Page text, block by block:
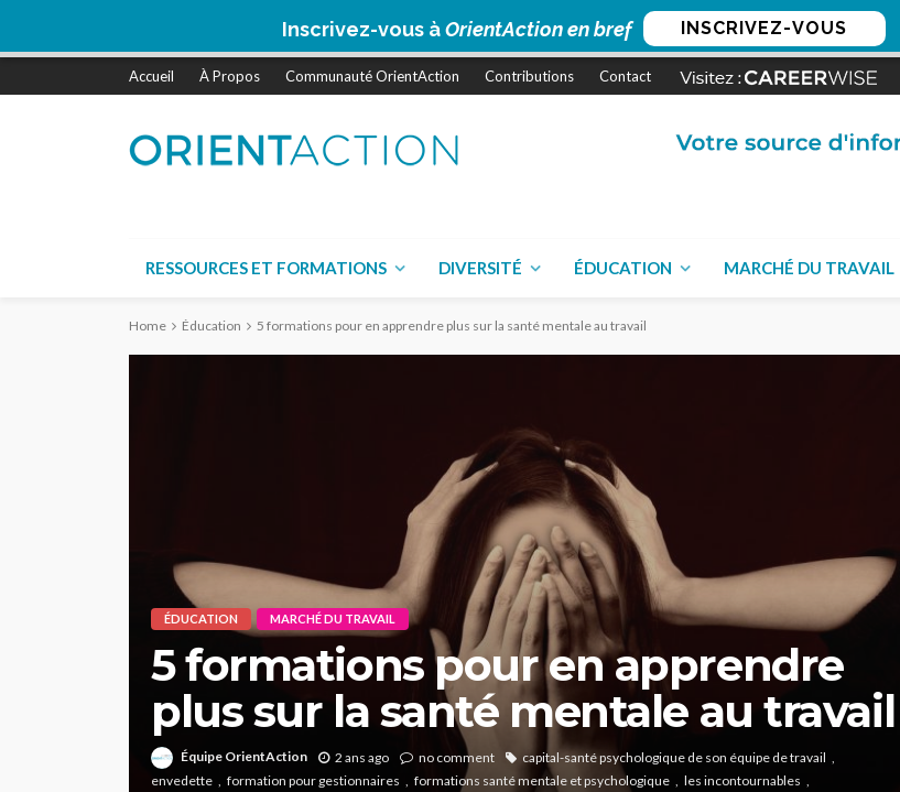
Inscrivez-vous àOrientAction en bref INSCRIVEZ-VOUS
Accueil À Propos Communauté OrientAction Contributions Contact
RESSOURCES ET FORMATIONS DIVERSITÉ ÉDUCATION MARCHÉ DU TRAVAIL
Home Éducation 5 formations pour en apprendre plus sur la santé mentale au travail
ÉDUCATION MARCHÉ DU TRAVAIL
5 formations pour en apprendre
plus sur la santé mentale au travail
Équipe OrientAction 2 ans ago no comment
capital-santé psychologique de son équipe de travail
envedette
formation pour gestionnaires formations santé mentale et psychologique
les incontournables